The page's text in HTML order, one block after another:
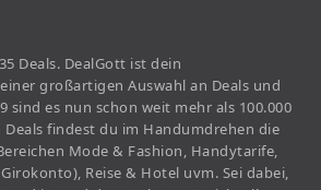
Deals. DealGott ist dein
großartigen Auswahl an Deals und
sind es nun schon weit mehr als 100.000
Deals findest du im Handumdrehen die
Mode & Fashion, Handytarife,
Reise & Hotel uvm. Sei dabei,